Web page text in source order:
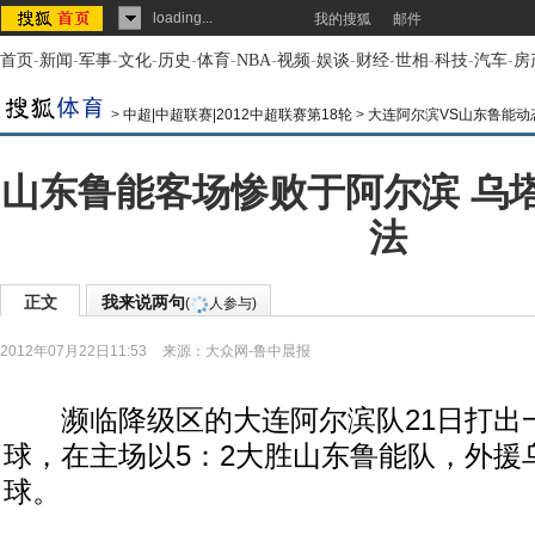
loading... 我的搜狐 邮件
首页-新闻-军事-文化-历史-体育-NBA-视频-娱谈-财经-世相-科技-汽车-房
> 中超|中超联赛|2012中超联赛第18轮 > 大连阿尔滨VS山东鲁能动
山东鲁能客场惨败于阿尔滨 乌
法
正文 我来说两句( 人参与)
2012年07月22日11:53 来源： 大众网-鲁中晨报
濒临降级区的大连阿尔滨队21日打出
球，在主场以5：2大胜山东鲁能队，外援
球。